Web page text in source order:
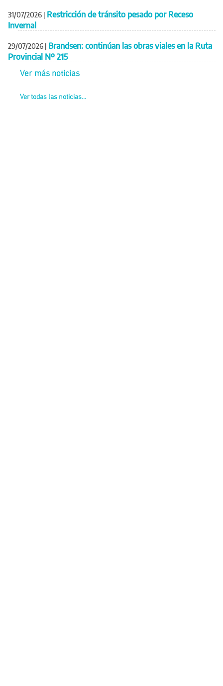
31/07/2026 | Restricción de tránsito pesado por Receso
Invernal
29/07/2026 | Brandsen: continúan las obras viales en la Ruta
Provincial Nº 215
Ver más noticias
Ver todas las noticias...